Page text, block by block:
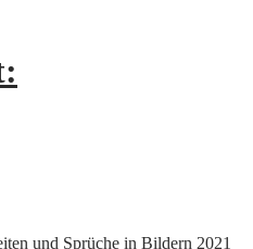
und Sprüche in Bildern 2021